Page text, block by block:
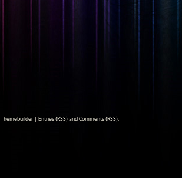
Themebuilder| Entries (RSS)and Comments (RSS).